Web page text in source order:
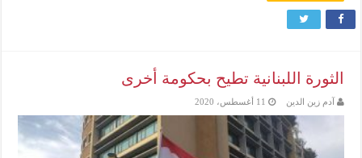
الثورة اللبنانية تطيح بحكومة أخرى
آدم زين الدين 11 أغسطس، 2020